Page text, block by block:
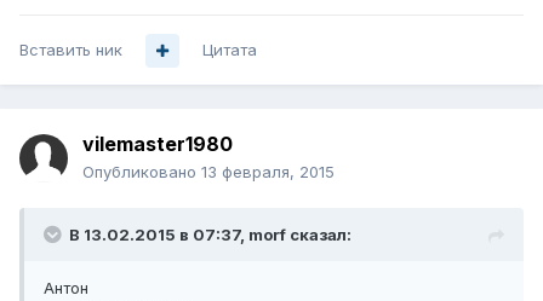
Вставить ник Цитата
vilemaster1980
Опубликовано 13 февраля, 2015
В 13.02.2015 в 07:37, morf сказал:
Антон